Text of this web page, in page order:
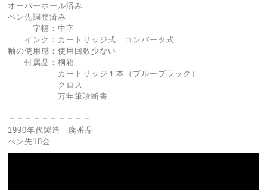
オーバーホール済み
ペン先調整済み
字幅：中字
インク：カートリッジ式 コンバータ式
軸の使用感：使用回数少ない
付属品：桐箱
カートリッジ１本（ブルーブラック）
クロス
万年筆診断書
＝＝＝＝＝＝＝＝＝＝
1990年代製造 廃番品
ペン先18金